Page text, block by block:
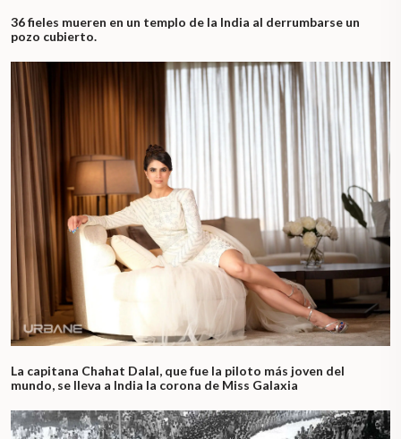
36 fieles mueren en un templo de la India al derrumbarse un
pozo cubierto.
La capitana Chahat Dalal, que fue la piloto más joven del
mundo, se lleva a India la corona de Miss Galaxia